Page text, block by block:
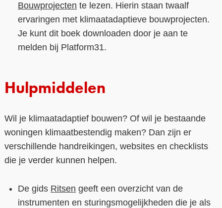
Bouwprojecten te lezen. Hierin staan twaalf
ervaringen met klimaatadaptieve bouwprojecten.
Je kunt dit boek downloaden door je aan te
melden bij Platform31.
Hulpmiddelen
Wil je klimaatadaptief bouwen? Of wil je bestaande
woningen klimaatbestendig maken? Dan zijn er
verschillende handreikingen, websites en checklists
die je verder kunnen helpen.
De gids Ritsen geeft een overzicht van de
instrumenten en sturingsmogelijkheden die je als